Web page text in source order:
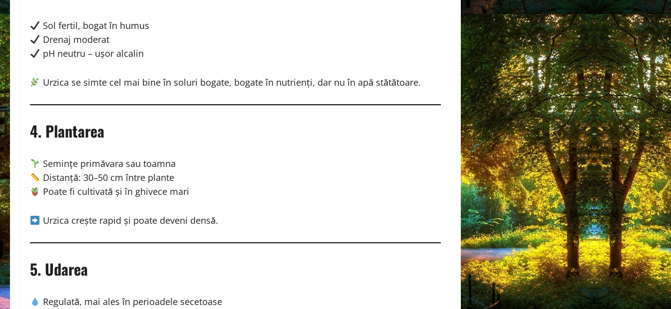
Sol fertil, bogat în humus
Drenaj moderat
pH neutru – ușor alcalin
Urzica se simte cel mai bine în soluri bogate, bogate în nutrienți, dar nu în apă stătătoare.
4. Plantarea
Semințe primăvara sau toamna
Distanță: 30–50 cm între plante
Poate fi cultivată și în ghivece mari
Urzica crește rapid și poate deveni densă.
5. Udarea
Regulată, mai ales în perioadele secetoase